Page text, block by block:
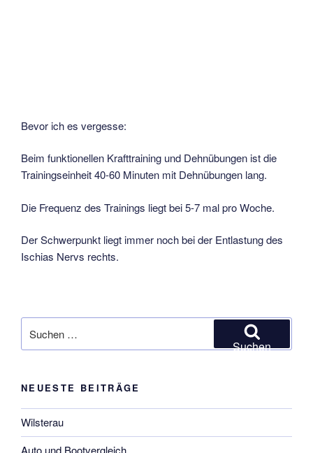
Bevor ich es vergesse:
Beim funktionellen Krafttraining und Dehnübungen ist die
Trainingseinheit 40-60 Minuten mit Dehnübungen lang.
Die Frequenz des Trainings liegt bei 5-7 mal pro Woche.
Der Schwerpunkt liegt immer noch bei der Entlastung des
Ischias Nervs rechts.
nach:
Suchen
NEUESTE BEITRÄGE
Wilsterau